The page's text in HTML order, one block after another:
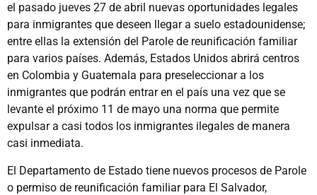
el pasado jueves 27 de abril nuevas oportunidades legales
para inmigrantes que deseen llegar a suelo estadounidense;
entre ellas la extensión del Parole de reunificación familiar
para varios países. Además, Estados Unidos abrirá centros
en Colombia y Guatemala para preseleccionar a los
inmigrantes que podrán entrar en el país una vez que se
levante el próximo 11 de mayo una norma que permite
expulsar a casi todos los inmigrantes ilegales de manera
casi inmediata.
El Departamento de Estado tiene nuevos procesos de Parole
o permiso de reunificación familiar para El Salvador,